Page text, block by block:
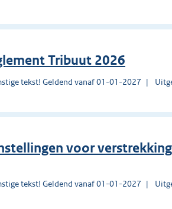
Tribuut 2026
tekst! Geldend vanaf 01-01-2027
voor
tekst! Geldend vanaf 01-01-2027